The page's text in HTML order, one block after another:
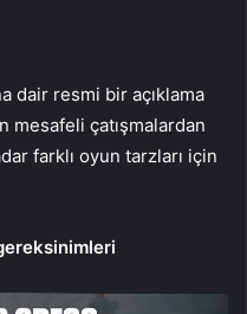
dair resmi bir açıklama
mesafeli çatışmalardan
farklı oyun tarzları için